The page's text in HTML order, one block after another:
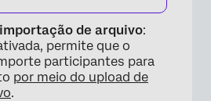
de arquivo:
permite que o
participantes para
por meio do upload de
.